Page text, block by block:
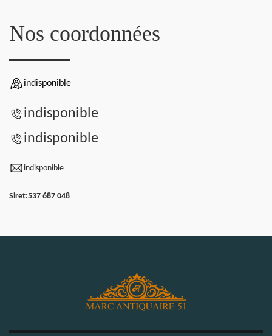
Nos coordonnées
indisponible
indisponible
indisponible
indisponible
Siret:537 687 048